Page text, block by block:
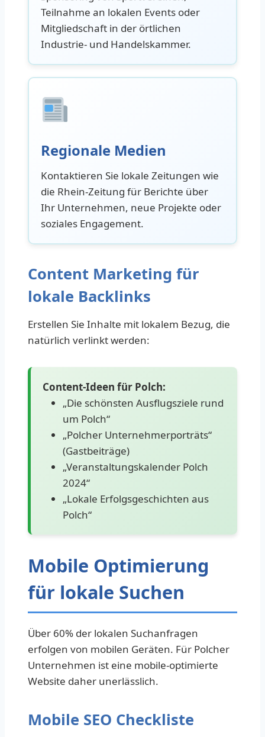
Teilnahme an lokalen Events oder
Mitgliedschaft in der örtlichen
Industrie- und Handelskammer.
Regionale Medien
Kontaktieren Sie lokale Zeitungen wie
die Rhein-Zeitung für Berichte über
Ihr Unternehmen, neue Projekte oder
soziales Engagement.
Content Marketing für
lokale Backlinks
Erstellen Sie Inhalte mit lokalem Bezug, die
natürlich verlinkt werden:
Content-Ideen für Polch:
„Die schönsten Ausflugsziele rund
um Polch“
„Polcher Unternehmerporträts“
(Gastbeiträge)
„Veranstaltungskalender Polch
2024“
„Lokale Erfolgsgeschichten aus
Polch“
Mobile Optimierung
für lokale Suchen
Über 60% der lokalen Suchanfragen
erfolgen von mobilen Geräten. Für Polcher
Unternehmen ist eine mobile-optimierte
Website daher unerlässlich.
Mobile SEO Checkliste